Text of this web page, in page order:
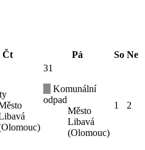
Čt Pá So Ne
31
Komunální
odpad
Město
Libavá
(Olomouc)
1 2